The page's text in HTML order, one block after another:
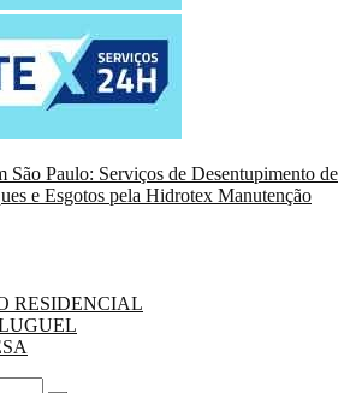
São Paulo: Serviços de Desentupimento de
e Esgotos pela Hidrotex Manutenção
RESIDENCIAL